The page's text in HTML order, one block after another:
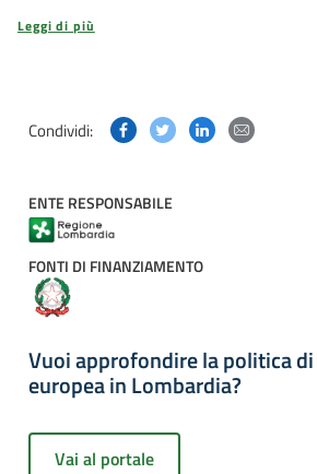
Leggi di più
Condividi: Condividi questa pagina
Condividi questa
Condividi
ENTE RESPONSABILE
FONTI DI FINANZIAMENTO
Vuoi approfondire la politica
europea in Lombardia?
Vai al portale